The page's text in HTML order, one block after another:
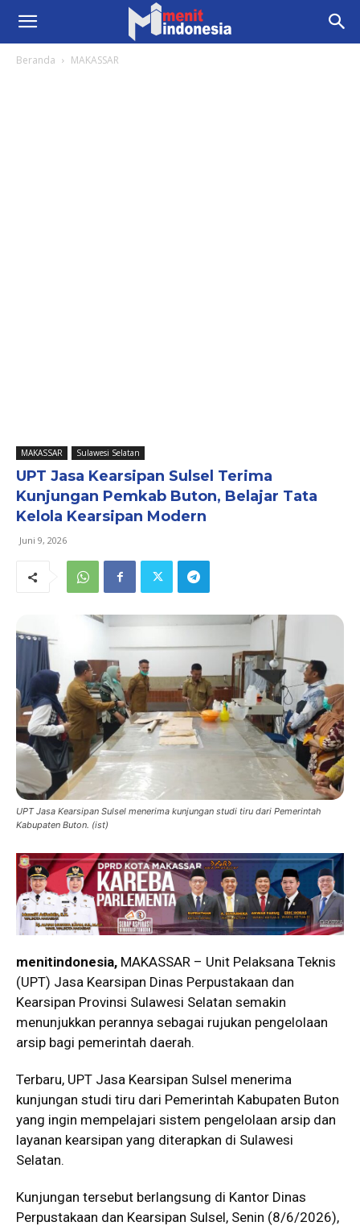
Beranda MAKASSAR
MAKASSAR Sulawesi Selatan
UPT Jasa Kearsipan Sulsel Terima
Kunjungan Pemkab Buton, Belajar Tata
Kelola Kearsipan Modern
Juni 9, 2026
UPT Jasa Kearsipan Sulsel menerima kunjungan studi tiru dari Pemerintah
Kabupaten Buton. (ist)
menitindonesia, MAKASSAR – Unit Pelaksana Teknis
(UPT) Jasa Kearsipan Dinas Perpustakaan dan
Kearsipan Provinsi Sulawesi Selatan semakin
menunjukkan perannya sebagai rujukan pengelolaan
arsip bagi pemerintah daerah.
Terbaru, UPT Jasa Kearsipan Sulsel menerima
kunjungan studi tiru dari Pemerintah Kabupaten Buton
yang ingin mempelajari sistem pengelolaan arsip dan
layanan kearsipan yang diterapkan di Sulawesi
Selatan.
Kunjungan tersebut berlangsung di Kantor Dinas
Perpustakaan dan Kearsipan Sulsel, Senin (8/6/2026),